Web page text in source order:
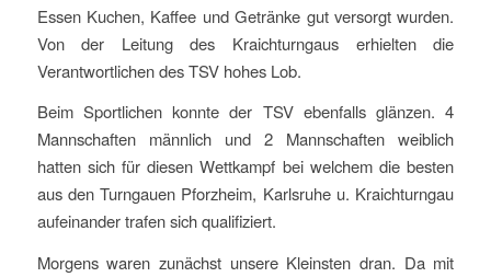
Essen Kuchen, Kaffee und Getränke gut versorgt wurden.
Von der Leitung des Kraichturngaus erhielten die
Verantwortlichen des TSV hohes Lob.
Beim Sportlichen konnte der TSV ebenfalls glänzen. 4
Mannschaften männlich und 2 Mannschaften weiblich
hatten sich für diesen Wettkampf bei welchem die besten
aus den Turngauen Pforzheim, Karlsruhe u. Kraichturngau
aufeinander trafen sich qualifiziert.
Morgens waren zunächst unsere Kleinsten dran. Da mit